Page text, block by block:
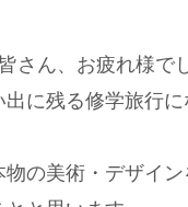
さん、お疲れ様で
に残る修学旅行
物の美術・デザイ